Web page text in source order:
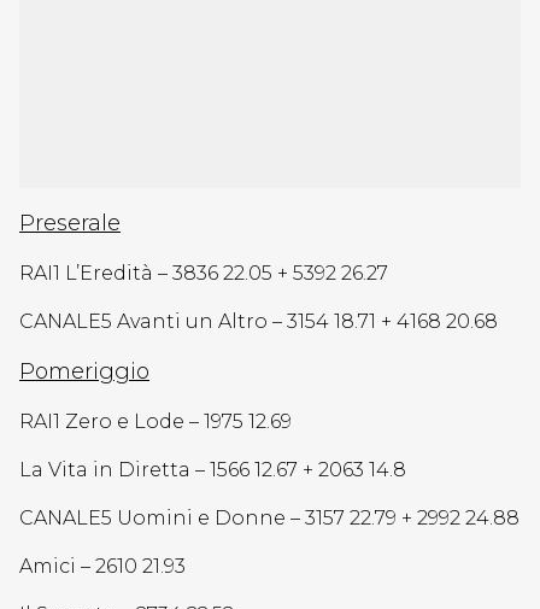
Preserale
RAI1 L’Eredità – 3836 22.05 + 5392 26.27
CANALE5 Avanti un Altro – 3154 18.71 + 4168 20.68
Pomeriggio
RAI1 Zero e Lode – 1975 12.69
La Vita in Diretta – 1566 12.67 + 2063 14.8
CANALE5 Uomini e Donne – 3157 22.79 + 2992 24.88
Amici – 2610 21.93